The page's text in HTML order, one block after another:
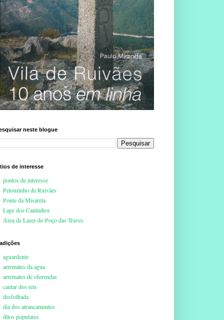
neste blogue
de interesse
pontos de interesse
Pelourinho de Ruivães
Ponte da Misarela
Lage dos Cantinhos
Área de Lazer do Poço das Traves
aguardente
arremates da agua
arremates de oferendas
cantar dos reis
desfolhada
dia dos atrancamentos
ditos populares